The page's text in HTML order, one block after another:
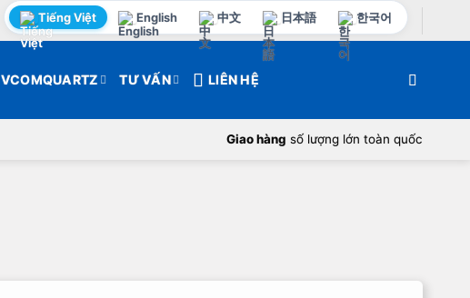
Tiếng Việt English 中文 日本語 한국어
VCOMQUARTZ TƯ VẤN LIÊN HỆ
Giao hàng số lượng lớn toàn quốc